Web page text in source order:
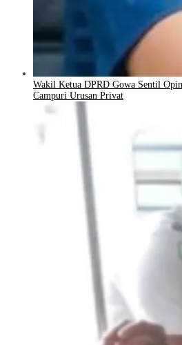
Wakil Ketua DPRD Gowa Sentil
Campuri Urusan Privat